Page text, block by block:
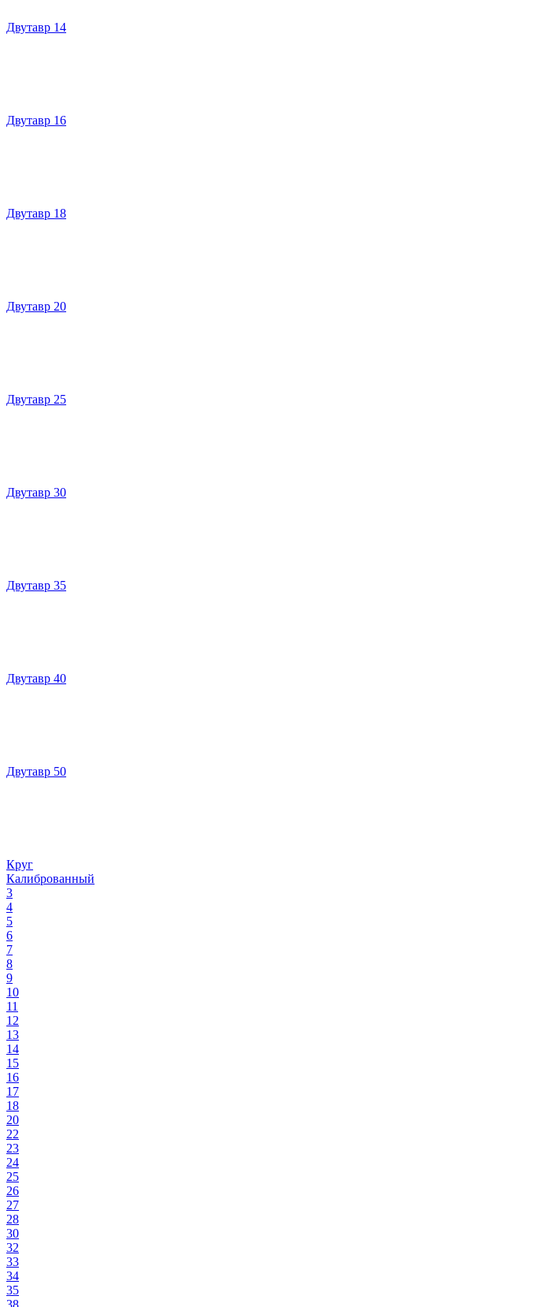
Двутавр 14
Двутавр 16
Двутавр 18
Двутавр 20
Двутавр 25
Двутавр 30
Двутавр 35
Двутавр 40
Двутавр 50
Круг
Калиброванный
3
4
5
6
7
8
9
10
11
12
13
14
15
16
17
18
20
22
23
24
25
26
27
28
30
32
33
34
35
38